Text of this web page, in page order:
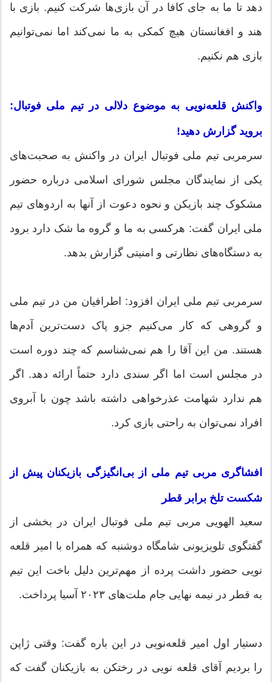
دهد تا ما به جای کافا در آن بازی‌ها شرکت کنیم. بازی با
هند و افغانستان هیچ کمکی به ما نمی‌کند اما نمی‌توانیم
بازی هم نکنیم.
واکنش قلعه‌نویی به موضوع دلالی در تیم ملی فوتبال:
بروید گزارش دهید!
سرمربی تیم ملی فوتبال ایران در واکنش به صحبت‌های
یکی از نمایندگان مجلس شورای اسلامی درباره حضور
مشکوک چند بازیکن و نحوه دعوت از آنها به اردوهای تیم
ملی ایران گفت: هرکسی به ما و گروه ما شک دارد برود
به دستگاه‌های نظارتی و امنیتی گزارش بدهد.
سرمربی تیم ملی ایران افزود: اطرافیان من در تیم ملی
و گروهی که کار می‌کنیم جزو پاک دست‌ترین آدم‌ها
هستند. من این آقا را هم نمی‌شناسم که چند دوره است
در مجلس است اما اگر سندی دارد حتماً ارائه دهد. اگر
هم ندارد شهامت عذرخواهی داشته باشد چون با آبروی
افراد نمی‌توان به راحتی بازی کرد.
افشاگری مربی تیم ملی از بی‌انگیزگی بازیکنان پیش از
شکست تلخ برابر قطر
سعید الهویی مربی تیم ملی فوتبال ایران در بخشی از
گفتگوی تلویزیونی شامگاه دوشنبه که همراه با امیر قلعه
نویی حضور داشت پرده از مهم‌ترین دلیل باخت این تیم
به قطر در نیمه نهایی جام ملت‌های ۲۰۲۳ آسیا پرداخت.
دستیار اول امیر قلعه‌نویی در این باره گفت: وقتی ژاپن
را بردیم آقای قلعه نویی در رختکن به بازیکنان گفت که